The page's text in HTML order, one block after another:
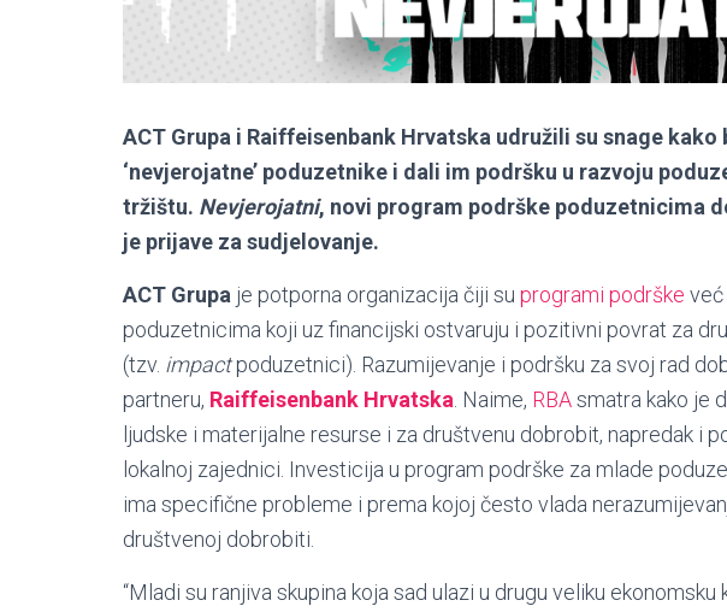
ACT Grupa i Raiffeisenbank Hrvatska udružili su snage
‘nevjerojatne’ poduzetnike i dali im podršku u razvoju
tržištu. Nevjerojatni, novi program podrške poduzetnicima
je prijave za sudjelovanje.
ACT Grupa je potporna organizacija čiji su programi podrške već
poduzetnicima koji uz financijski ostvaruju i pozitivni povrat za
(tzv. impactpoduzetnici). Razumijevanje i podršku za svoj rad
partneru, Raiffeisenbank Hrvatska . Naime, RBAsmatra kako je
ljudske i materijalne resurse i za društvenu dobrobit, napredak i
lokalnoj zajednici. Investicija u program podrške za mlade
ima specifične probleme i prema kojoj često vlada
društvenoj dobrobiti.
“Mladi su ranjiva skupina koja sad ulazi u drugu veliku